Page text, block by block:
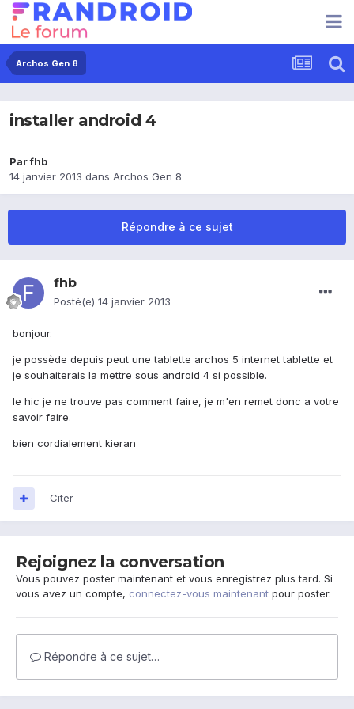
Archos Gen 8
installer android 4
Parfhb
14 janvier 2013 dans Archos Gen 8
Répondre à ce sujet
fhb
Posté(e) 14 janvier 2013
bonjour.
je possède depuis peut une tablette archos 5 internet tablette et
je souhaiterais la mettre sous android 4 si possible.
le hic je ne trouve pas comment faire, je m'en remet donc a votre
savoir faire.
bien cordialement kieran
Citer
Rejoignez la conversation
Vous pouvez poster maintenant et vous enregistrez plus tard. Si
vous avez un compte, connectez-vous maintenant pour poster.
Répondre à ce sujet…